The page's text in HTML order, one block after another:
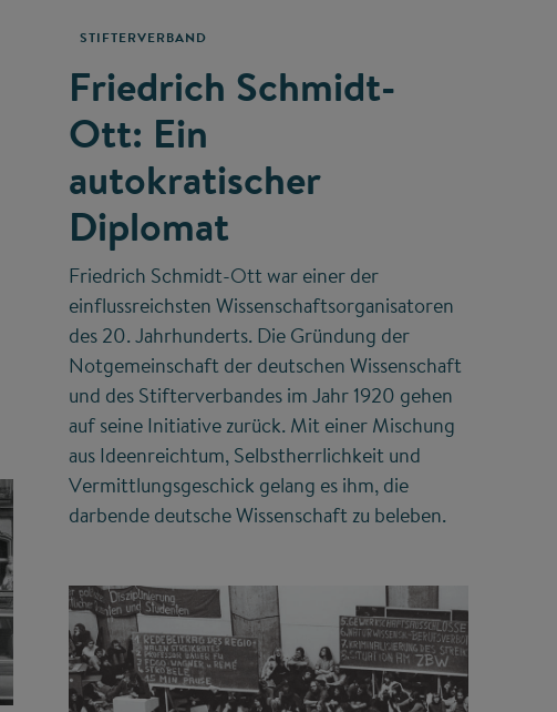
STIFTERVERBAND
Friedrich Schmidt-
Ott: Ein
autokratischer
Diplomat
Friedrich Schmidt-Ott war einer der
einflussreichsten Wissenschaftsorganisatoren
des 20. Jahrhunderts. Die Gründung der
Notgemeinschaft der deutschen Wissenschaft
und des Stifterverbandes im Jahr 1920 gehen
auf seine Initiative zurück. Mit einer Mischung
aus Ideenreichtum, Selbstherrlichkeit und
Vermittlungsgeschick gelang es ihm, die
darbende deutsche Wissenschaft zu beleben.